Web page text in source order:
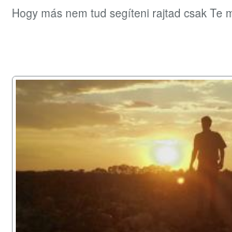
Hogy más nem tud segíteni rajtad csak Te